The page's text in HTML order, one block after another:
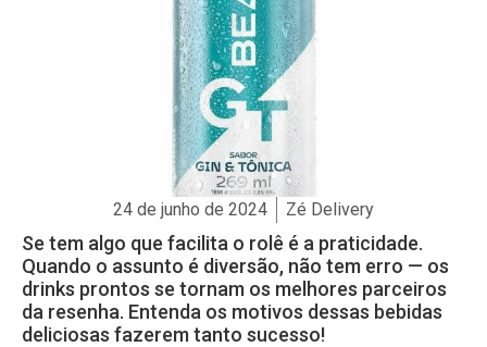
24 de junho de 2024 Zé Delivery
Se tem algo que facilita o rolê é a praticidade.
Quando o assunto é diversão, não tem erro — os
drinks prontos se tornam os melhores parceiros
da resenha. Entenda os motivos dessas bebidas
deliciosas fazerem tanto sucesso!